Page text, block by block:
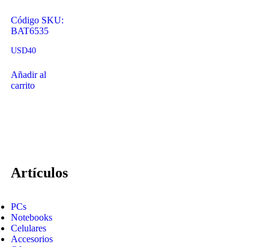
Código SKU:
BAT6535
USD40
Añadir al
carrito
Artículos
PCs
Notebooks
Celulares
Accesorios